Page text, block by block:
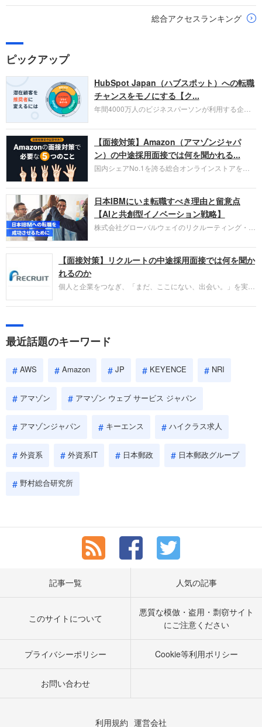
総合アクセスランキング
ピックアップ
HubSpot Japan（ハブスポット）への転職
チャンスをモノにする【ク...
年間4000万人のビジネスパーソンが利用する企業
お勧めするイチオシ企業をご紹介します。今回はク
ラウド型CRMプラットフォームを提供する
HubSpot Japan（ハブスポット・ジャパン）株式会
社です。採用面接対策の企業研究にご活用くださ
い。
【面接対策】Amazon（アマゾンジャパ
ン）の中途採用面接では何を聞かれる...
国内シェアNo.1を誇る総合オンラインストアを運
圧倒的な存在感を持つAmazon。中途採用面接では
過去の具体的な業務成果やリーダーシップの発揮、
失敗からの学びが重視され、人間性やカルチャーフ
ィットも評価対象となり、長期的に成長できる仲間
であるかを多角的に審査されます。
日本IBMにいま転職すべき理由と留意点
【AIと共創型イノベーション戦略】
株式会社グローバルウェイのリクルーティング・パ
パーソンが利用する企業口コミサイト「キャリコ
ネ」の転職エージェントがお勧めするイチオシ企業
IBMです。採用面接対策の企業研究にご活用くださ
い。
【面接対策】リクルートの中途採用面接では何を聞か
れるのか
個人と企業をつなぎ、「まだ、ここにない、出会い。」を実現
やこれまでの成果を具体的に問われるほか、「人間性」も評価
しょう。
最近話題のキーワード
AWS Amazon JP KEYENCE NRI
アマゾン アマゾン ウェブ サービス ジャパン
アマゾンジャパン キーエンス ハイクラス求人
外資系 外資系IT 日本郵政 日本郵政グループ
野村総合研究所
記事一覧 人気の記事
このサイトについて
悪質な模倣・盗用・剽窃サイト
にご注意ください
プライバシーポリシー Cookie等利用ポリシー
お問い合わせ
利用規約 運営会社